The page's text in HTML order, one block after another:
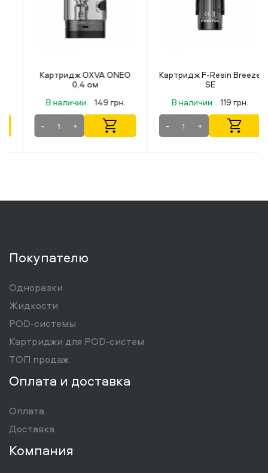
Картридж OXVA ONEO
0,4 ом
В наличии 149 грн.
+
Картридж F-Resin Breeze
В наличии 119 грн.
Покупателю
Одноразки
Жидкости
POD-системы
Картриджи для POD-систем
ТОП продаж
Оплата и доставка
Оплата
Доставка
Компания